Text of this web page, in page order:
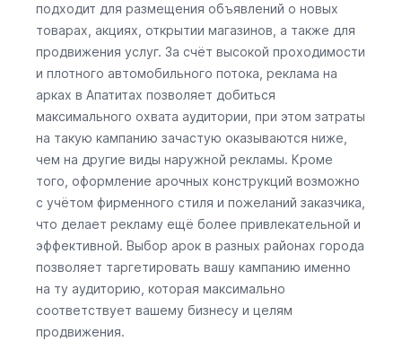
подходит для размещения объявлений о новых
товарах, акциях, открытии магазинов, а также для
продвижения услуг. За счёт высокой проходимости
и плотного автомобильного потока, реклама на
арках в Апатитах позволяет добиться
максимального охвата аудитории, при этом затраты
на такую кампанию зачастую оказываются ниже,
чем на другие виды наружной рекламы. Кроме
того, оформление арочных конструкций возможно
с учётом фирменного стиля и пожеланий заказчика,
что делает рекламу ещё более привлекательной и
эффективной. Выбор арок в разных районах города
позволяет таргетировать вашу кампанию именно
на ту аудиторию, которая максимально
соответствует вашему бизнесу и целям
продвижения.